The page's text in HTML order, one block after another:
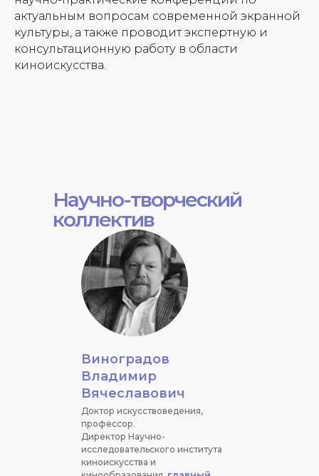
актуальным вопросам современной экранной
культуры, а также проводит экспертную и
консультационную работу в области
киноискусства.
Научно-творческий
коллектив
Виноградов
Владимир
Вячеславович
Доктор искусствоведения,
профессор.
Директор Научно-
исследовательского института
киноискусства и